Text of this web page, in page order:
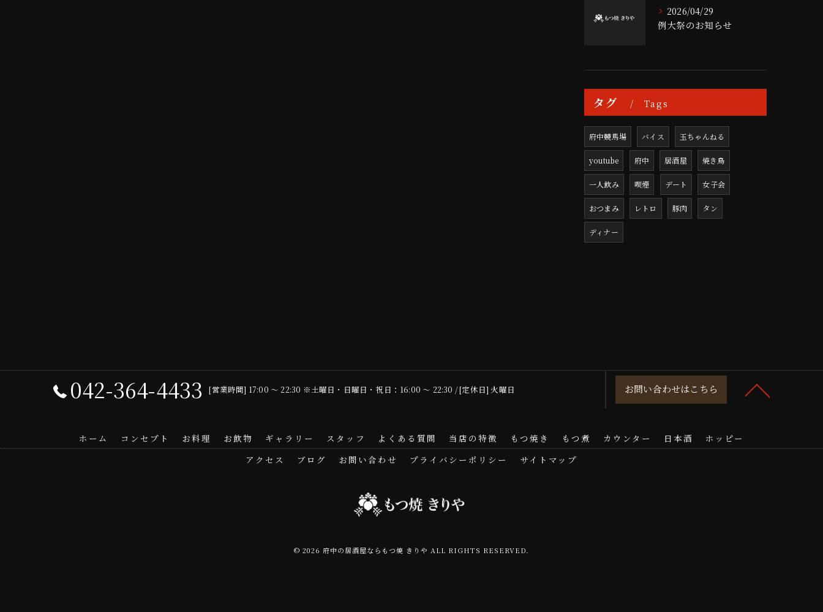
2026/04/29
例大祭のお知らせ
タグ Tags
府中競馬場 バイス 玉ちゃんねる
youtube 府中 居酒屋 焼き鳥
一人飲み 喫煙 デート 女子会
おつまみ レトロ 豚肉 タン
ディナー
042-364-4433 [営業時間] 17:00 〜 22:30 ※土曜日・日曜日・祝日：16:00 〜 22:30 / [定休日] 火曜日 お問い合わせはこちら
ホーム コンセプト お料理 お飲物 ギャラリー スタッフ よくある質問 当店の特徴 もつ焼き もつ煮 カウンター 日本酒
ホッピー
アクセス
ブログ お問い合わせ プライバシーポリシー サイトマップ
© 2026 府中の居酒屋ならもつ焼 きりや ALL RIGHTS RESERVED.